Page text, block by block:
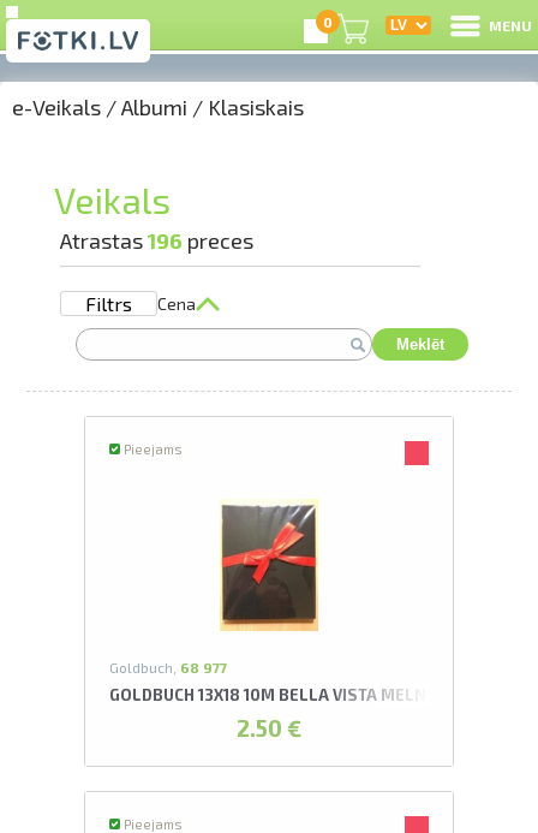
0 MENU
e-Veikals /Albumi / Klasiskais
Veikals
Atrastas196 preces
Filtrs Cena
Meklēt
Pieejams
Goldbuch, 68 977
GOLDBUCH 13X18 10M BELLA VISTA MELNS
2.50 €
Pieejams